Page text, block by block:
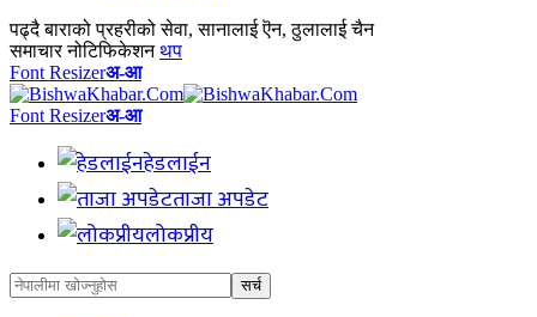
पढ्दै बाराको प्रहरीको सेवा, सानालाई ऎन, ठुलालाई चैन
समाचार नोटिफिकेशन थप
Font Resizerअ-आ
Font Resizerअ-आ
हेडलाईन
ताजा अपडेट
लोकप्रीय